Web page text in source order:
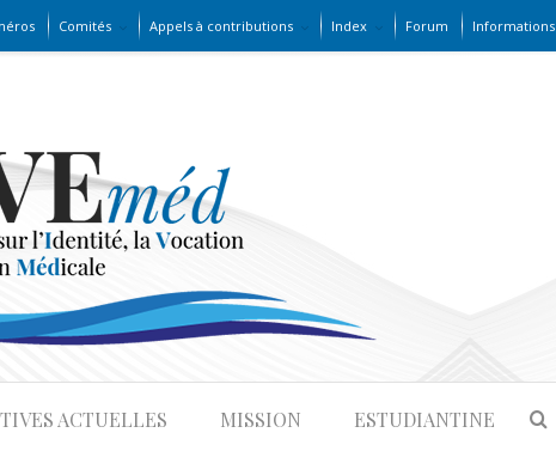
Comités Appels à contributions Index Forum Informations
ACTUELLES MISSION ESTUDIANTINE